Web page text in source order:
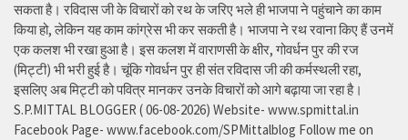
सकता है। रविदास जी के विचारों को रथ के जरिए भले ही भाजपा ने पहुंचाने का काम
किया हो, लेकिन यह काम कांग्रेस भी कर सकती है। भाजपा ने रथ रवाना किए हैं उनमें
एक कलश भी रखा हुआ है। इस कलश में वाराणसी के क्षीर, गोवर्धन पुर की रज
(मिट्टी) भी भरी हुई है। चूंकि गोवर्धन पुर ही संत रविदास जी की कर्मस्थली रहा,
इसलिए अब मिट्टी को पवित्र मानकर उनके विचारों को आगे बढ़ाया जा रहा है।
S.P.MITTAL BLOGGER ( 06-08-2026) Website- www.spmittal.in
Facebook Page- www.facebook.com/SPMittalblog Follow me on